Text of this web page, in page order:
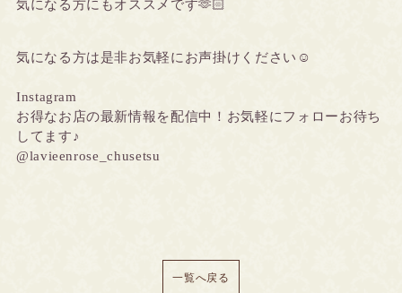
気になる方にもオススメです🫶🏻
気になる方は是非お気軽にお声掛けください☺️
Instagram
お得なお店の最新情報を配信中！お気軽にフォローお待ち
してます♪
@lavieenrose_chusetsu
一覧へ戻る